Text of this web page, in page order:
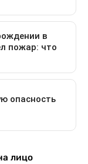
лицо